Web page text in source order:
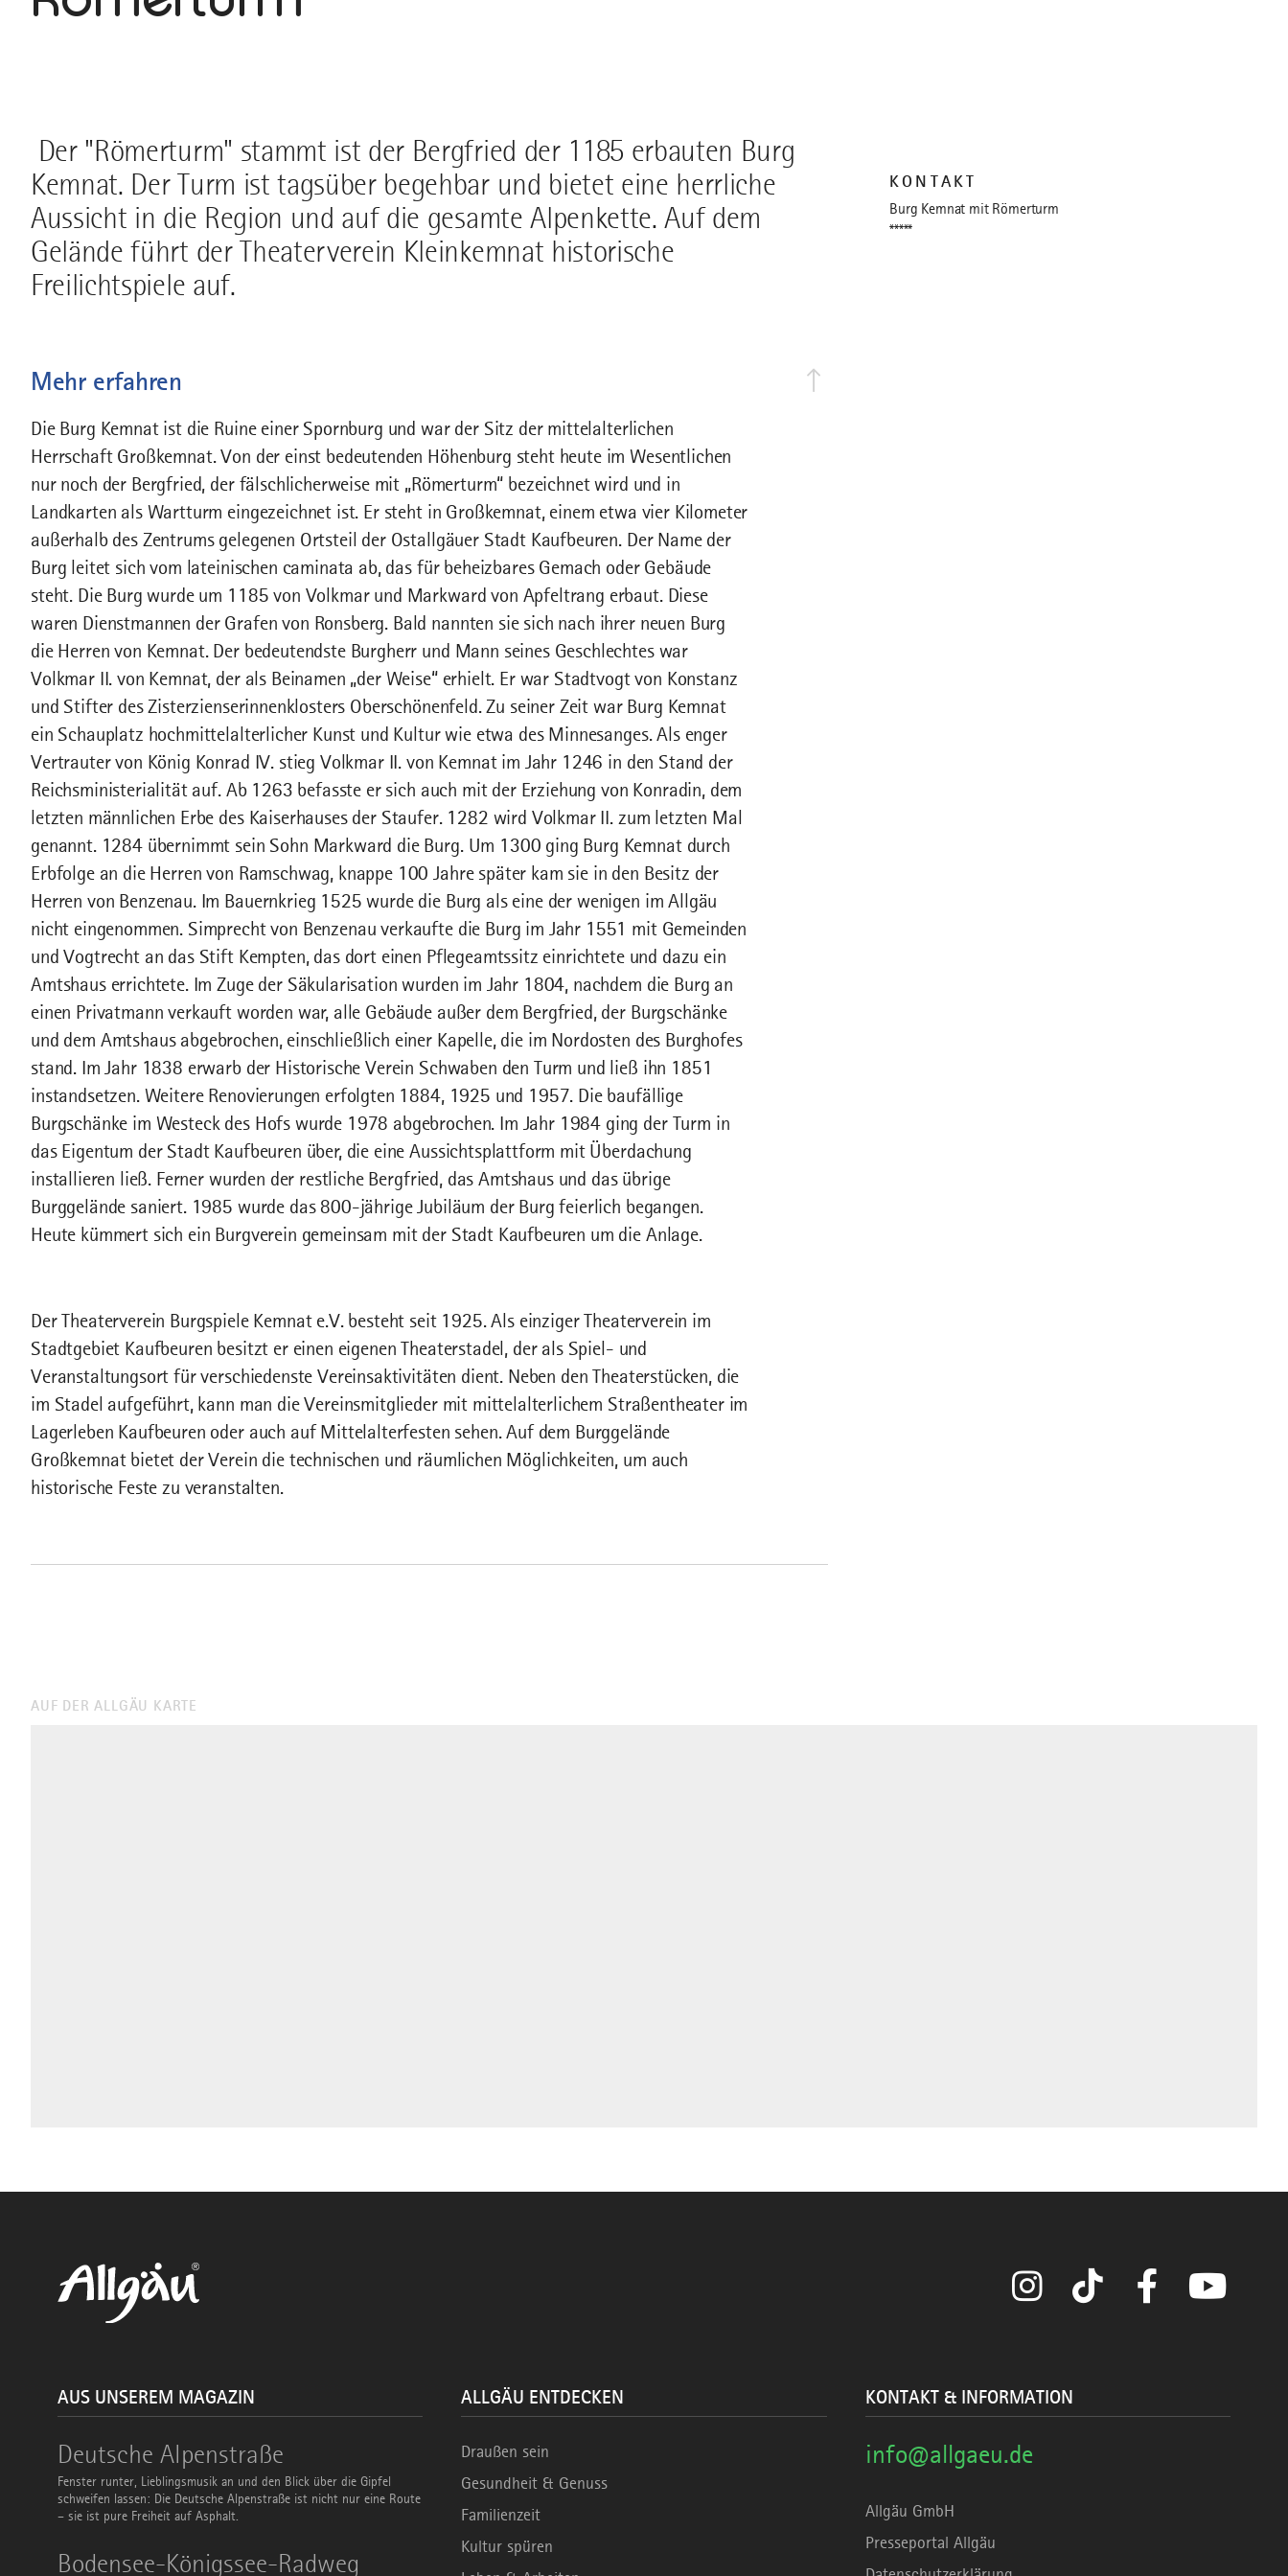
Der "Römerturm" stammt ist der Bergfried der 1185 erbauten Burg
Kemnat. Der Turm ist tagsüber begehbar und bietet eine herrliche
Aussicht in die Region und auf die gesamte Alpenkette. Auf dem
Gelände führt der Theaterverein Kleinkemnat historische
Freilichtspiele auf.
Mehr erfahren
Die Burg Kemnat ist die Ruine einer Spornburg und war der Sitz der mittelalterlichen
Herrschaft Großkemnat. Von der einst bedeutenden Höhenburg steht heute im Wesentlichen
nur noch der Bergfried, der fälschlicherweise mit „Römerturm“ bezeichnet wird und in
Landkarten als Wartturm eingezeichnet ist. Er steht in Großkemnat, einem etwa vier Kilometer
außerhalb des Zentrums gelegenen Ortsteil der Ostallgäuer Stadt Kaufbeuren. Der Name der
Burg leitet sich vom lateinischen caminata ab, das für beheizbares Gemach oder Gebäude
steht. Die Burg wurde um 1185 von Volkmar und Markward von Apfeltrang erbaut. Diese
waren Dienstmannen der Grafen von Ronsberg. Bald nannten sie sich nach ihrer neuen Burg
die Herren von Kemnat. Der bedeutendste Burgherr und Mann seines Geschlechtes war
Volkmar II. von Kemnat, der als Beinamen „der Weise“ erhielt. Er war Stadtvogt von Konstanz
und Stifter des Zisterzienserinnenklosters Oberschönenfeld. Zu seiner Zeit war Burg Kemnat
ein Schauplatz hochmittelalterlicher Kunst und Kultur wie etwa des Minnesanges. Als enger
Vertrauter von König Konrad IV. stieg Volkmar II. von Kemnat im Jahr 1246 in den Stand der
Reichsministerialität auf. Ab 1263 befasste er sich auch mit der Erziehung von Konradin, dem
letzten männlichen Erbe des Kaiserhauses der Staufer. 1282 wird Volkmar II. zum letzten Mal
genannt. 1284 übernimmt sein Sohn Markward die Burg. Um 1300 ging Burg Kemnat durch
Erbfolge an die Herren von Ramschwag, knappe 100 Jahre später kam sie in den Besitz der
Herren von Benzenau. Im Bauernkrieg 1525 wurde die Burg als eine der wenigen im Allgäu
nicht eingenommen. Simprecht von Benzenau verkaufte die Burg im Jahr 1551 mit Gemeinden
und Vogtrecht an das Stift Kempten, das dort einen Pflegeamtssitz einrichtete und dazu ein
Amtshaus errichtete. Im Zuge der Säkularisation wurden im Jahr 1804, nachdem die Burg an
einen Privatmann verkauft worden war, alle Gebäude außer dem Bergfried, der Burgschänke
und dem Amtshaus abgebrochen, einschließlich einer Kapelle, die im Nordosten des Burghofes
stand. Im Jahr 1838 erwarb der Historische Verein Schwaben den Turm und ließ ihn 1851
instandsetzen. Weitere Renovierungen erfolgten 1884, 1925 und 1957. Die baufällige
Burgschänke im Westeck des Hofs wurde 1978 abgebrochen. Im Jahr 1984 ging der Turm in
das Eigentum der Stadt Kaufbeuren über, die eine Aussichtsplattform mit Überdachung
installieren ließ. Ferner wurden der restliche Bergfried, das Amtshaus und das übrige
Burggelände saniert. 1985 wurde das 800-jährige Jubiläum der Burg feierlich begangen.
Heute kümmert sich ein Burgverein gemeinsam mit der Stadt Kaufbeuren um die Anlage.
Der Theaterverein Burgspiele Kemnat e.V. besteht seit 1925. Als einziger Theaterverein im
Stadtgebiet Kaufbeuren besitzt er einen eigenen Theaterstadel, der als Spiel- und
Veranstaltungsort für verschiedenste Vereinsaktivitäten dient. Neben den Theaterstücken, die
im Stadel aufgeführt, kann man die Vereinsmitglieder mit mittelalterlichem Straßentheater im
Lagerleben Kaufbeuren oder auch auf Mittelalterfesten sehen. Auf dem Burggelände
Großkemnat bietet der Verein die technischen und räumlichen Möglichkeiten, um auch
historische Feste zu veranstalten.
KONTAKT
Burg Kemnat mit Römerturm
*****
AUF DER ALLGÄU KARTE
Instagram TikTok Facebook
AUS UNSEREM MAGAZIN
Deutsche Alpenstraße
Fenster runter, Lieblingsmusik an und den Blick über die Gipfel
schweifen lassen: Die Deutsche Alpenstraße ist nicht nur eine Route
– sie ist pure Freiheit auf Asphalt.
Deutsche
Alpenstraße
Bodensee-Königssee-Radweg
Bodensee-
Königssee-
ALLGÄU ENTDECKEN
Draußen sein
Gesundheit & Genuss
Familienzeit
Kultur spüren
KONTAKT & INFORMATION
info@allgaeu.de
Allgäu GmbH
Presseportal Allgäu